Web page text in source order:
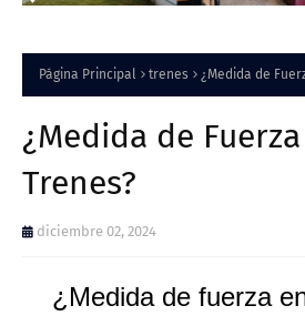
Página Principal trenes ¿Medida de
¿Medida de
Trenes?
diciembre 02, 2024
¿Medida de fuerza